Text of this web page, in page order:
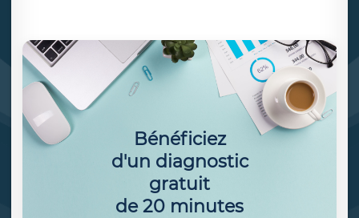
Bénéficiez
d'un diagnostic
gratuit
de 20 minutes